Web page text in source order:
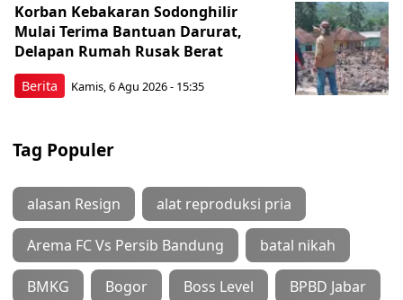
Berita
Korban Kebakaran Sodonghilir
Mulai Terima Bantuan Darurat,
Delapan Rumah Rusak Berat
Kamis, 6 Agu 2026 - 15:35
Tag Populer
alasan Resign alat reproduksi pria
Arema FC Vs Persib Bandung batal nikah
BMKG Bogor Boss Level BPBD Jabar